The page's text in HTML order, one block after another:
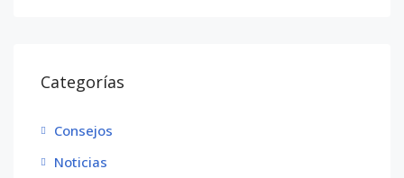
Categorías
Consejos
Noticias